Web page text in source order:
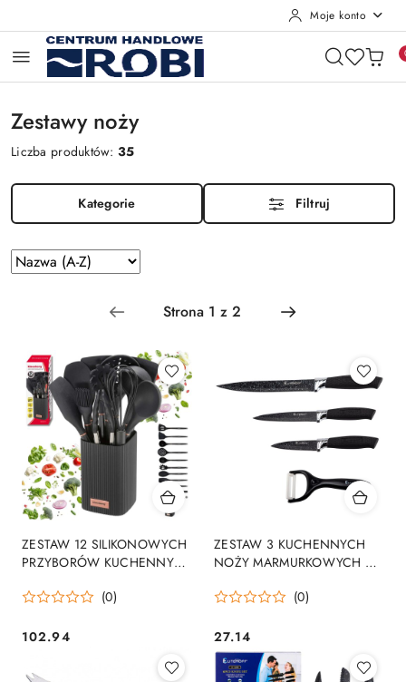
Moje konto
Zestawy noży
Liczba produktów:35
Kategorie Filtruj
Zastosowano
sortowanie:
Sortuj
według
ZESTAW 12 SILIKONOWYCH
PRZYBORÓW KUCHENNYCH
9011
(0)
Cena:
102.94
ZESTAW 3 KUCHENNYCH
NOŻY MARMURKOWYCH Z
(0)
Cena:
27.14